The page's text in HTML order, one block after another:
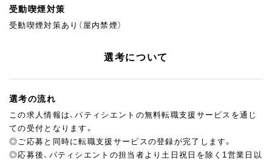
受動喫煙対策
受動喫煙対策あり（屋内禁煙）
選考について
選考の流れ
この求人情報は、パティシエントの無料転職支援サービスを通じ
ての受付となります。
◎ご応募と同時に転職支援サービスの登録が完了します。
◎応募後、パティシエントの担当者より土日祝日を除く1営業日以